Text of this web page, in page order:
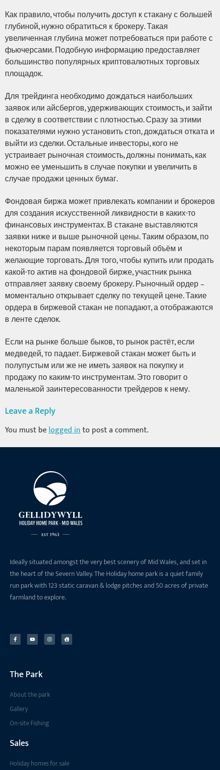
Как правило, чтобы получить доступ к стакану с большей
глубиной, нужно обратиться к брокеру. Такая
увеличенная глубина может потребоваться при работе с
фьючерсами. Подобную информацию предоставляет
большинство популярных криптовалютных торговых
площадок.
Для трейдинга необходимо дождаться наибольших
заявок или айсбергов, удерживающих стоимость, и зайти
в сделку в соответствии с плотностью. Сразу за этими
показателями нужно установить стоп, дождаться отката и
выйти из сделки. Остальные инвесторы, кого не
устраивает рыночная стоимость, должны понимать, как
можно ее уменьшить в случае покупки и увеличить в
случае продажи ценных бумаг.
Фондовая биржа может привлекать компании и брокеров
для создания искусственной ликвидности в каких-то
финансовых инструментах. В стакане выставляются
заявки ниже и выше рыночной цены. Таким образом, по
некоторым парам появляется торговый объём и
желающие торговать. Для того, чтобы купить или продать
какой-то актив на фондовой бирже, участник рынка
отправляет заявку своему брокеру. Рыночный ордер –
моментально открывает сделку по текущей цене. Такие
ордера в биржевой стакан не попадают, а отображаются
в ленте сделок.
Если на рынке больше быков, то рынок растёт, если
медведей, то падает. Биржевой стакан может быть и
полупустым или же не иметь заявок на покупку и
продажу по каким-то инструментам. Это говорит о
маленькой заинтересованности трейдеров к нему.
Leave a Reply
You must belogged into post a comment.
Ideally situated amongst the very best scenery of Mid Wales, and set in
the heart of the Severn Valley. The Holiday home park is a quiet family
run park with 123 static caravan & lodge pitches and 50 acres of private
farmland to explore.
The Park
About the park
Gallery
On-site Fishing
Sales
Holiday homes for sale